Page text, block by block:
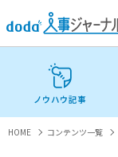
ノウハウ記事
HOME コンテンツ一覧